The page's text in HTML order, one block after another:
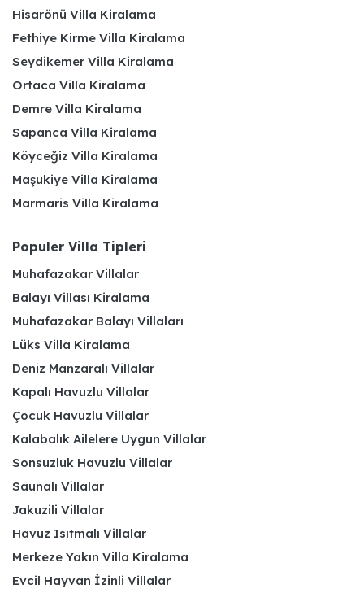
Hisarönü Villa Kiralama
Fethiye Kirme Villa Kiralama
Seydikemer Villa Kiralama
Ortaca Villa Kiralama
Demre Villa Kiralama
Sapanca Villa Kiralama
Köyceğiz Villa Kiralama
Maşukiye Villa Kiralama
Marmaris Villa Kiralama
Populer Villa Tipleri
Muhafazakar Villalar
Balayı Villası Kiralama
Muhafazakar Balayı Villaları
Lüks Villa Kiralama
Deniz Manzaralı Villalar
Kapalı Havuzlu Villalar
Çocuk Havuzlu Villalar
Kalabalık Ailelere Uygun Villalar
Sonsuzluk Havuzlu Villalar
Saunalı Villalar
Jakuzili Villalar
Havuz Isıtmalı Villalar
Merkeze Yakın Villa Kiralama
Evcil Hayvan İzinli Villalar